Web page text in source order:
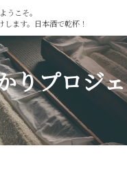
うこそ。
ます。日本酒で乾杯！
りプロジ